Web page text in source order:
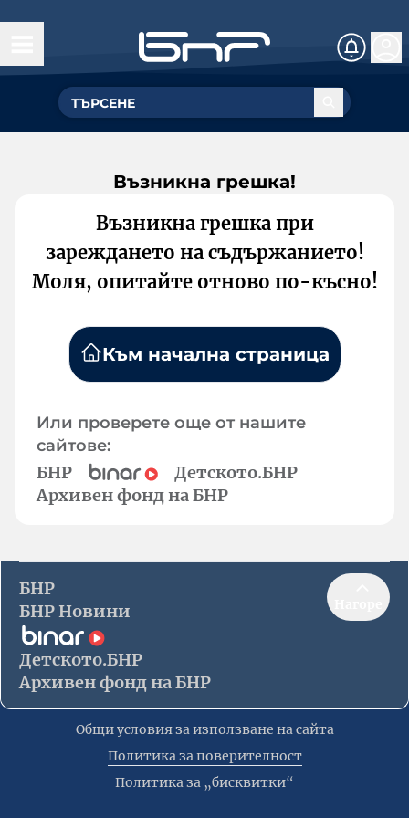
Възникна грешка!
Възникна грешка при
зареждането на съдържанието!
Моля, опитайте отново по-късно!
Към начална страница
Или проверете още от нашите
сайтове:
БНР
Детското.БНР
Архивен фонд на БНР
БНР
БНР Новини
Детското.БНР
Архивен фонд на БНР
Общи условия за използване на сайта
Политика за поверителност
Политика за „бисквитки“